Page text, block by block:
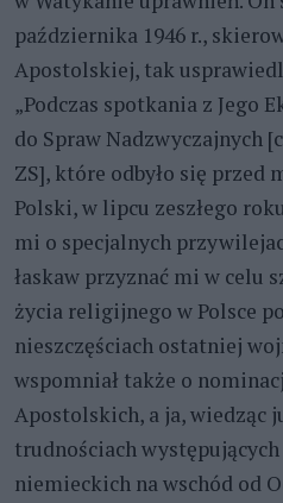
października 1946 r.,
Apostolskiej, tak
„Podczas spotkania z Jego
do Spraw Nadzwyczajnych
ZS], które odbyło się przed
Polski, w lipcu zeszłego
mi o specjalnych
łaskaw przyznać mi w celu
życia religijnego w Polsce
nieszczęściach ostatniej
wspomniał także o
Apostolskich, a ja, wiedząc
trudnościach
niemieckich na wschód od